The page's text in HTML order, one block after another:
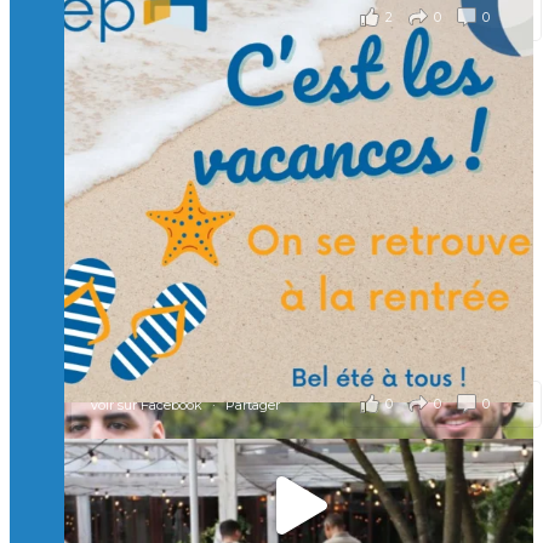
Charger plus Suivre sur Instagram
2 0 0
Voir sur Facebook · Partager
🙏 Soutenez l’Isep via la taxe d’apprentissage 2026
et contribuons ensemble à former les générations
d’ingénieurs de demain. 🙏
Merci à tous !
🎯 Taxe d’apprentissage 2026 : avec l'Isep, investissez pour
un numérique au service de l'humain !
À l’Isep, nous formons des ingénieurs, des bachelors, des
Mastères Spécialisés, qui allient excellence technologique et
valeurs humaines, au cœur de notre pro
...Voir plus
il y a 2 mois
0 0 0
Voir sur Facebook · Partager
🚀Afterwork à Genève 🚀